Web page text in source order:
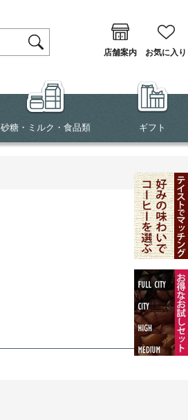
店舗案内
お気に入り
砂糖・ミルク・食品類 ギフト